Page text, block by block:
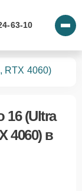
63-10
RTX 4060)
16 (Ultra
4060)в